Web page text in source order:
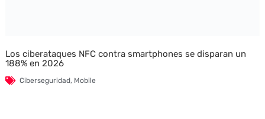
Los ciberataques NFC contra smartphones se disparan un
188% en 2026
Ciberseguridad, Mobile